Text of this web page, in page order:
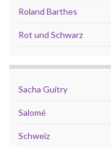
Roland Barthes
Rot und Schwarz
Sacha Guitry
Salomé
Schweiz